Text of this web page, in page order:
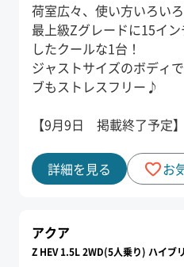
荷室広々、使い方いろい
最上級Zグレードに15イ
したクールな1台！
ジャストサイズのボディ
ブもストレスフリー♪
【9月9日 掲載終了予定】
詳細を見る お
アクア
Z HEV 1.5L 2WD(5人乗り) ハイブ